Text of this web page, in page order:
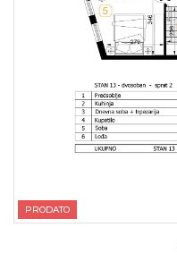
PRODATO